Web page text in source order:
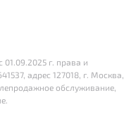
г. права и
адрес 127018, г. Москва,
обслуживание,